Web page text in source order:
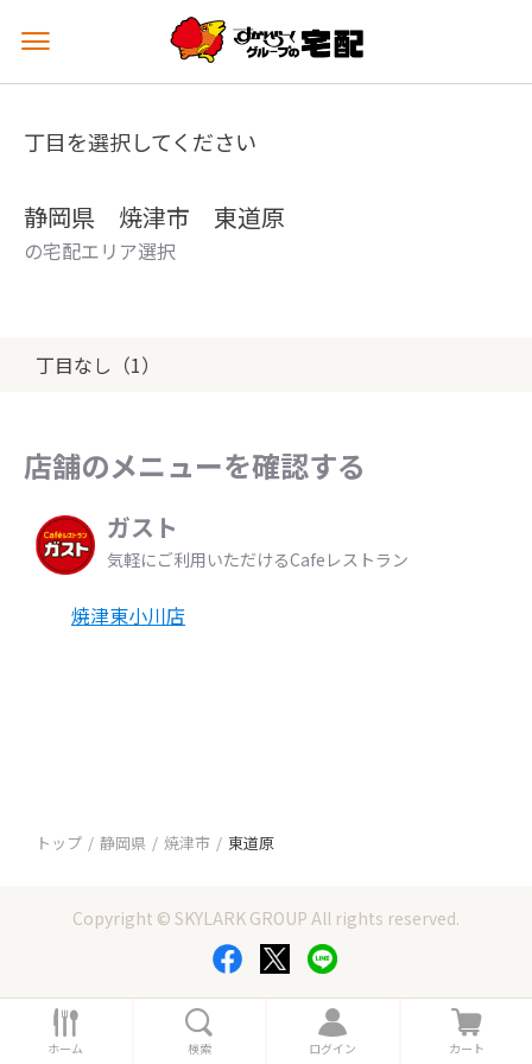
メ
ュ
を
丁目を選択してください
静岡県 焼津市 東道原
の宅配エリア選択
丁目なし（1）
店舗のメニューを確認する
ガスト
気軽にご利用いただけるCafeレストラン
焼津東小川店
トップ 静岡県 焼津市 東道原
Copyright © SKYLARK GROUP All rights reserved.
ホ
ー
ホーム 索
検索
ロ
グ
ログイン
カ
ー
カート